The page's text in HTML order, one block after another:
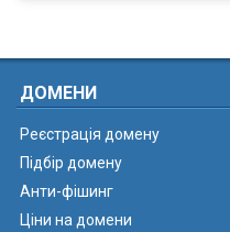
ДОМЕНИ
Реєстрація домену
Підбір домену
Анти-фішинг
Ціни на домени